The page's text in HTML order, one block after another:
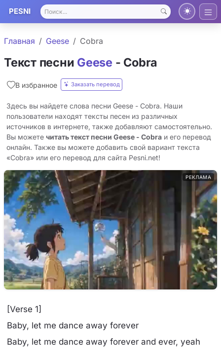
PESNI
Главная Geese Cobra
Текст песни Geese - Cobra
В избранное Заказать перевод
Здесь вы найдете слова песни Geese - Cobra. Наши
пользователи находят тексты песен из различных
источников в интернете, также добавляют самостоятельно.
Вы можете читать текст песни Geese - Cobra и его перевод
онлайн. Также вы можете добавить свой вариант текста
«Cobra» или его перевод для сайта Pesni.net!
РЕКЛАМА
[Verse 1]
Baby, let me dance away forever
Baby, let me dance away forever and ever, yeah